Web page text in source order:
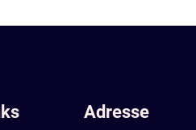
Adresse